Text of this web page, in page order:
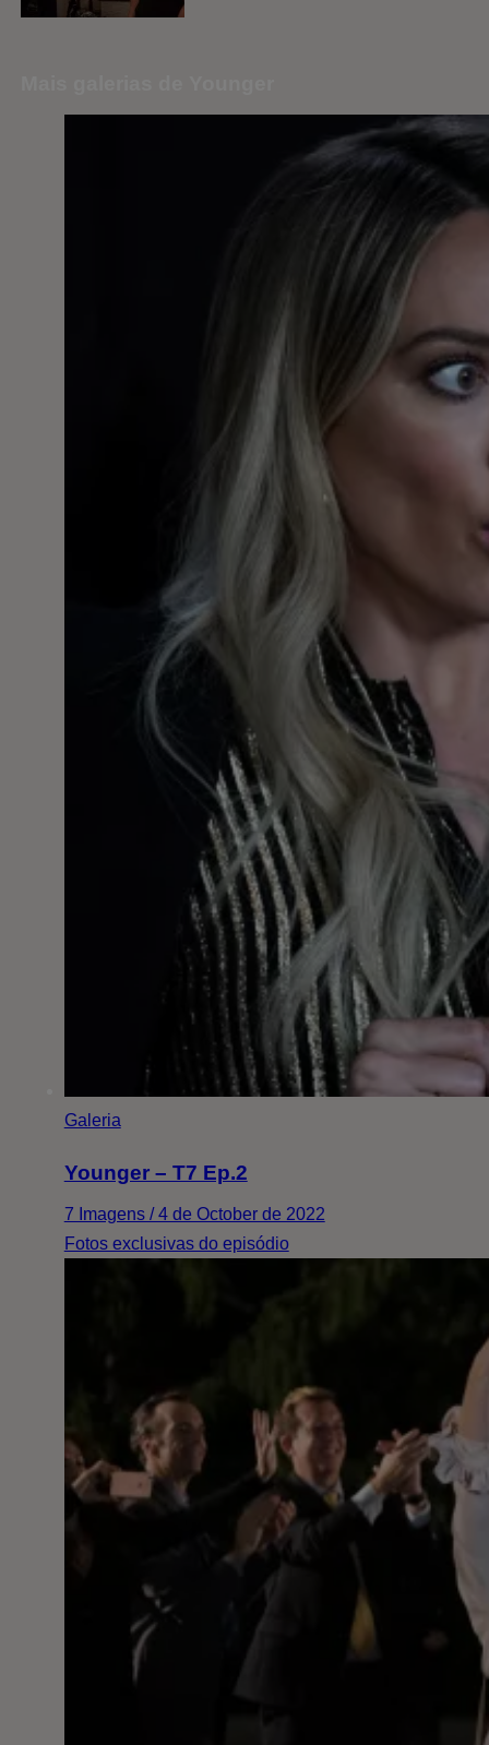
Galeria
Younger – T7 Ep.2
7 Imagens / 4 de October de 2022
Fotos exclusivas do episódio